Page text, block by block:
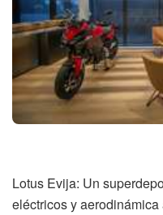
Lotus Evija: Un
eléctricos y